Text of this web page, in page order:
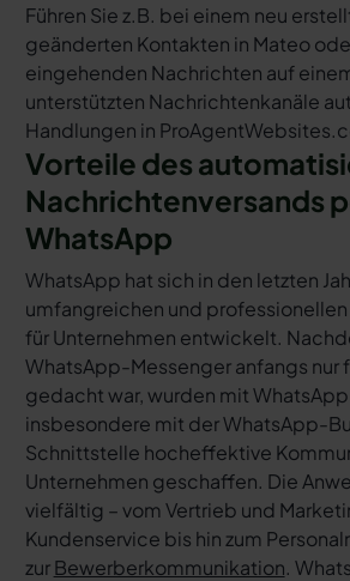
Führen Sie z.B. bei einem neu
geänderten Kontakten in Mateo
eingehenden Nachrichten auf
unterstützten Nachrichtenkanäle
Handlungen in
Vorteile des
Nachrichtenversands
WhatsApp
WhatsApp hat sich in den letzten
umfangreichen und
für Unternehmen entwickelt.
WhatsApp-Messenger anfangs nur
gedacht war, wurden mit
insbesondere mit der WhatsApp-
Schnittstelle hocheffektive
Unternehmen geschaffen. Die
vielfältig – vom Vertrieb und
Kundenservice bis hin zum
zurBewerberkommunikation.